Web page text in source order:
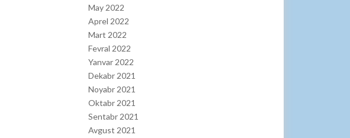
May 2022
Aprel 2022
Mart 2022
Fevral 2022
Yanvar 2022
Dekabr 2021
Noyabr 2021
Oktabr 2021
Sentabr 2021
Avgust 2021